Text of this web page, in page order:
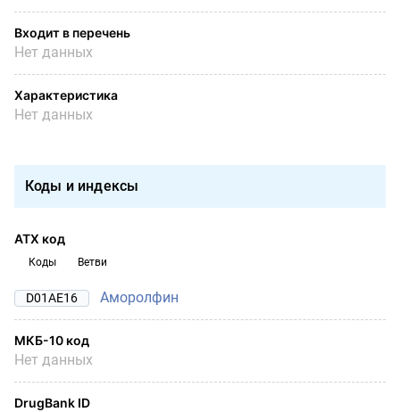
Входит в перечень
Нет данных
Характеристика
Нет данных
Коды и индексы
АТХ код
Коды Ветви
D01AE16 Аморолфин
МКБ-10 код
Нет данных
DrugBank ID